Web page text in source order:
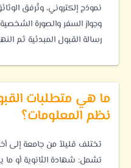
نموذج إلكتروني، وتُرفق
وجواز السفر والصورة
رسالة القبول المبدئية ثم
ما هي متطلبات
نظم المعلومات؟
تختلف قليلاً من جامعة إلى
تشمل: شهادة الثانوية أو ما